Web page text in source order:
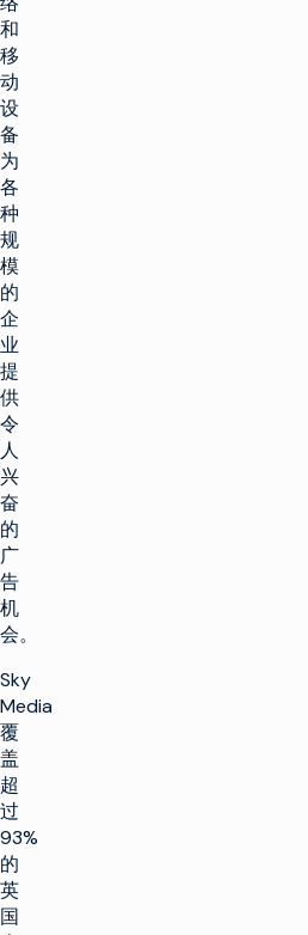
和
移
动
设
备
为
各
种
规
模
的
企
业
提
供
令
人
兴
奋
的
广
告
机
会。
Sky
Media
覆
盖
超
过
93%
的
英
国